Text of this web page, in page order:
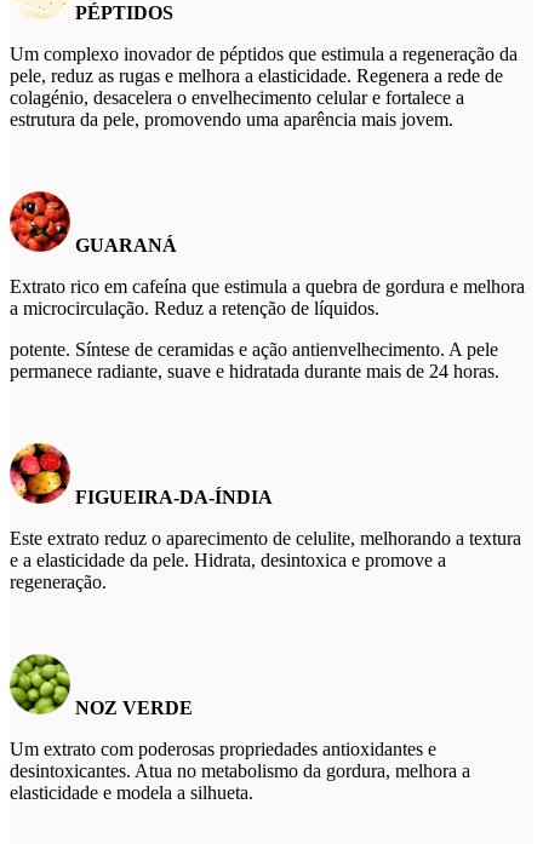
PÉPTIDOS
Um complexo inovador de péptidos que estimula a regeneração da
pele, reduz as rugas e melhora a elasticidade. Regenera a rede de
colagénio, desacelera o envelhecimento celular e fortalece a
estrutura da pele, promovendo uma aparência mais jovem.
GUARANÁ
Extrato rico em cafeína que estimula a quebra de gordura e melhora
a microcirculação. Reduz a retenção de líquidos.
potente. Síntese de ceramidas e ação antienvelhecimento. A pele
permanece radiante, suave e hidratada durante mais de 24 horas.
FIGUEIRA-DA-ÍNDIA
Este extrato reduz o aparecimento de celulite, melhorando a textura
e a elasticidade da pele. Hidrata, desintoxica e promove a
regeneração.
NOZ VERDE
Um extrato com poderosas propriedades antioxidantes e
desintoxicantes. Atua no metabolismo da gordura, melhora a
elasticidade e modela a silhueta.